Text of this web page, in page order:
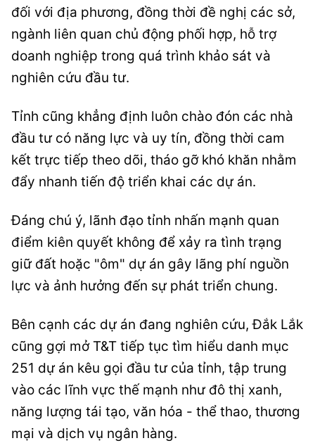
đối với địa phương, đồng thời đề nghị các sở,
ngành liên quan chủ động phối hợp, hỗ trợ
doanh nghiệp trong quá trình khảo sát và
nghiên cứu đầu tư.
Tỉnh cũng khẳng định luôn chào đón các nhà
đầu tư có năng lực và uy tín, đồng thời cam
kết trực tiếp theo dõi, tháo gỡ khó khăn nhằm
đẩy nhanh tiến độ triển khai các dự án.
Đáng chú ý, lãnh đạo tỉnh nhấn mạnh quan
điểm kiên quyết không để xảy ra tình trạng
giữ đất hoặc "ôm" dự án gây lãng phí nguồn
lực và ảnh hưởng đến sự phát triển chung.
Bên cạnh các dự án đang nghiên cứu, Đắk Lắk
cũng gợi mở T&T tiếp tục tìm hiểu danh mục
251 dự án kêu gọi đầu tư của tỉnh, tập trung
vào các lĩnh vực thế mạnh như đô thị xanh,
năng lượng tái tạo, văn hóa - thể thao, thương
mại và dịch vụ ngân hàng.